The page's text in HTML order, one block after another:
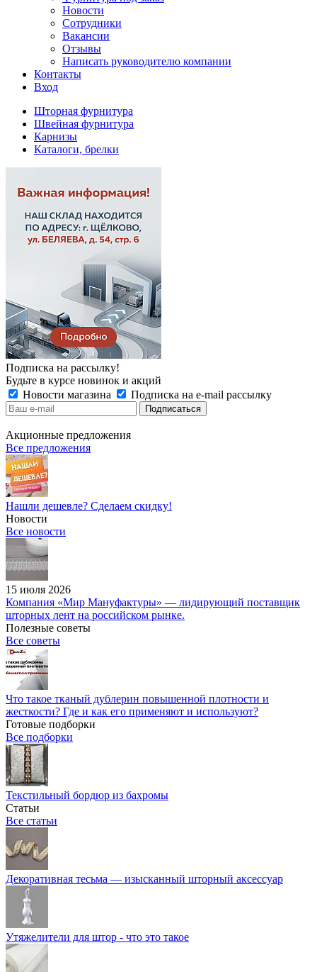
Новости
Сотрудники
Вакансии
Отзывы
Написать руководителю компании
Контакты
Вход
Шторная фурнитура
Швейная фурнитура
Карнизы
Каталоги, брелки
Подписка на рассылку!
Будьте в курсе новинок и акций
Новости магазина
Подписка на e-mail рассылку
Акционные предложения
Все предложения
Нашли дешевле? Сделаем скидку!
Новости
Все новости
15 июля 2026
Компания «Мир Мануфактуры» — лидирующий поставщик
шторных лент на российском рынке.
Полезные советы
Все советы
Что такое тканый дублерин повышенной плотности и
жесткости? Где и как его применяют и используют?
Готовые подборки
Все подборки
Текстильный бордюр из бахромы
Статьи
Все статьи
Декоративная тесьма — изысканный шторный аксессуар
Утяжелители для штор - что это такое